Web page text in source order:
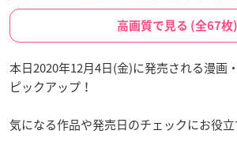
高画質で見る (全67枚)
本日2020年12月4日(金)に発売される漫画
ピックアップ！
気になる作品や発売日のチェックにお役